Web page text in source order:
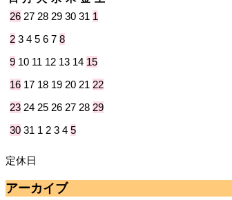
26 27 28 29 30 31 1
2 3 4 5 6 7 8
9 10 11 12 13 14 15
16 17 18 19 20 21 22
23 24 25 26 27 28 29
30 31 1 2 3 4 5
定休日
アーカイブ